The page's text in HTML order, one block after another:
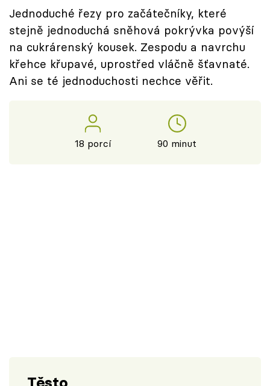
Přihlášení
Sledujte nás
Jednoduché řezy pro začátečníky, které
stejně jednoduchá sněhová pokrývka povýší
na cukrárenský kousek. Zespodu a navrchu
křehce křupavé, uprostřed vláčně šťavnaté.
Ani se té jednoduchosti nechce věřit.
18 porcí 90 minut